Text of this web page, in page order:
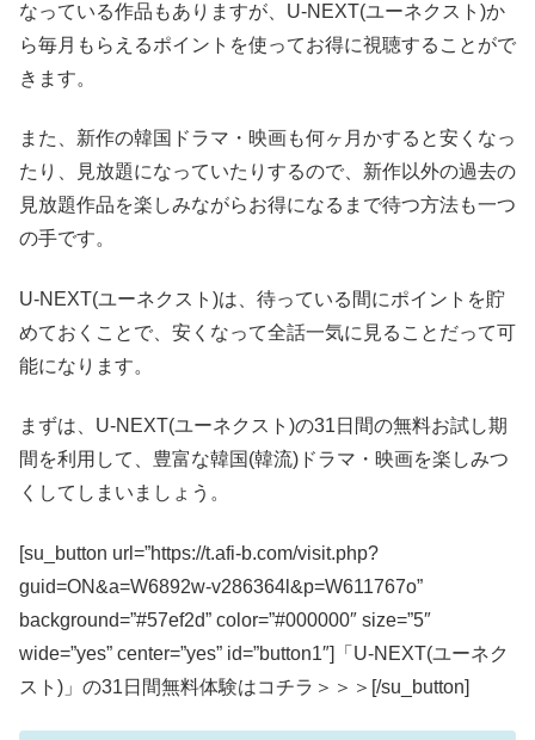
なっている作品もありますが、U-NEXT(ユーネクスト)か
ら毎月もらえるポイントを使ってお得に視聴することがで
きます。
また、新作の韓国ドラマ・映画も何ヶ月かすると安くなっ
たり、見放題になっていたりするので、新作以外の過去の
見放題作品を楽しみながらお得になるまで待つ方法も一つ
の手です。
U-NEXT(ユーネクスト)は、待っている間にポイントを貯
めておくことで、安くなって全話一気に見ることだって可
能になります。
まずは、U-NEXT(ユーネクスト)の31日間の無料お試し期
間を利用して、豊富な韓国(韓流)ドラマ・映画を楽しみつ
くしてしまいましょう。
[su_button url=”https://t.afi-b.com/visit.php?
guid=ON&a=W6892w-v286364l&p=W611767o”
background=”#57ef2d” color=”#000000″ size=”5″
wide=”yes” center=”yes” id=”button1″]「U-NEXT(ユーネク
スト)」の31日間無料体験はコチラ＞＞＞[/su_button]